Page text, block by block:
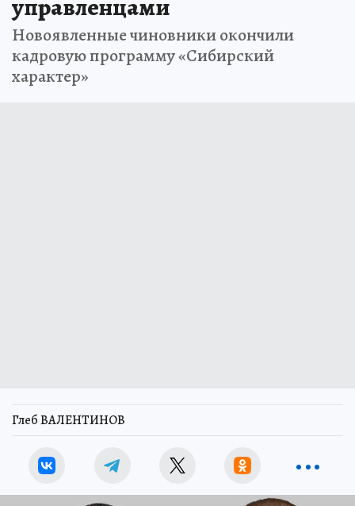
управленцами
Новоявленные чиновники окончили
кадровую программу «Сибирский
характер»
Глеб ВАЛЕНТИНОВ